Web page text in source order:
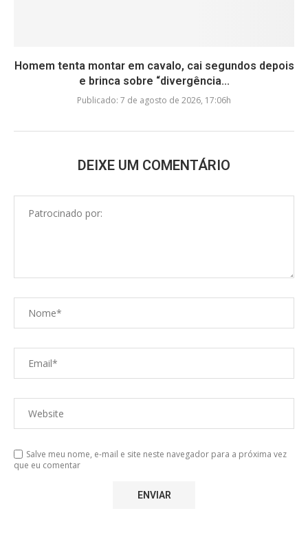
Homem tenta montar em cavalo, cai segundos depois
e brinca sobre “divergência...
Publicado: 7 de agosto de 2026, 17:06h
DEIXE UM COMENTÁRIO
Salve meu nome, e-mail e site neste navegador para a próxima vez
que eu comentar